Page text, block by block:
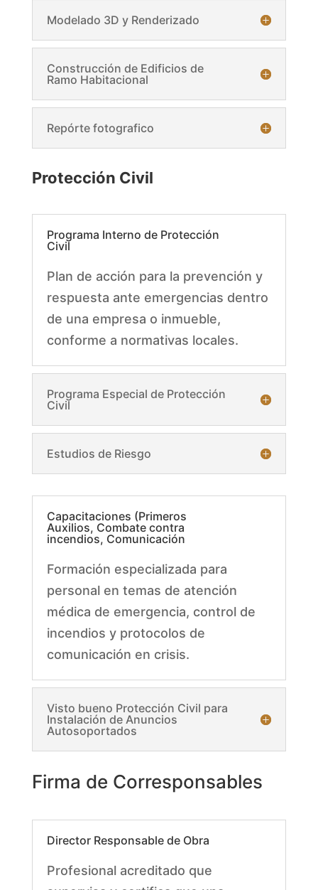
Modelado 3D y Renderizado
Construcción de Edificios de
Ramo Habitacional
Repórte fotografico
Protección Civil
Programa Interno de Protección
Civil
Plan de acción para la prevención y
respuesta ante emergencias dentro
de una empresa o inmueble,
conforme a normativas locales.
Programa Especial de Protección
Civil
Estudios de Riesgo
Capacitaciones (Primeros
Auxilios, Combate contra
incendios, Comunicación
Formación especializada para
personal en temas de atención
médica de emergencia, control de
incendios y protocolos de
comunicación en crisis.
Visto bueno Protección Civil para
Instalación de Anuncios
Autosoportados
Firma de Corresponsables
Director Responsable de Obra
Profesional acreditado que